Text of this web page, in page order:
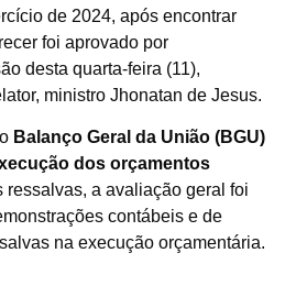
de 2024, após encontrar
foi aprovado por
desta quarta-feira (11),
ministro Jhonatan de Jesus.
Balanço Geral da União (BGU)
dos orçamentos
ressalvas, a avaliação geral foi
contábeis e de
na execução orçamentária.